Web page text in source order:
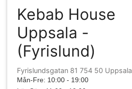
Kebab House
Uppsala -
(Fyrislund)
Fyrislundsgatan 81 754 50 Uppsala
Mån-Fre: 10:00 - 19:00